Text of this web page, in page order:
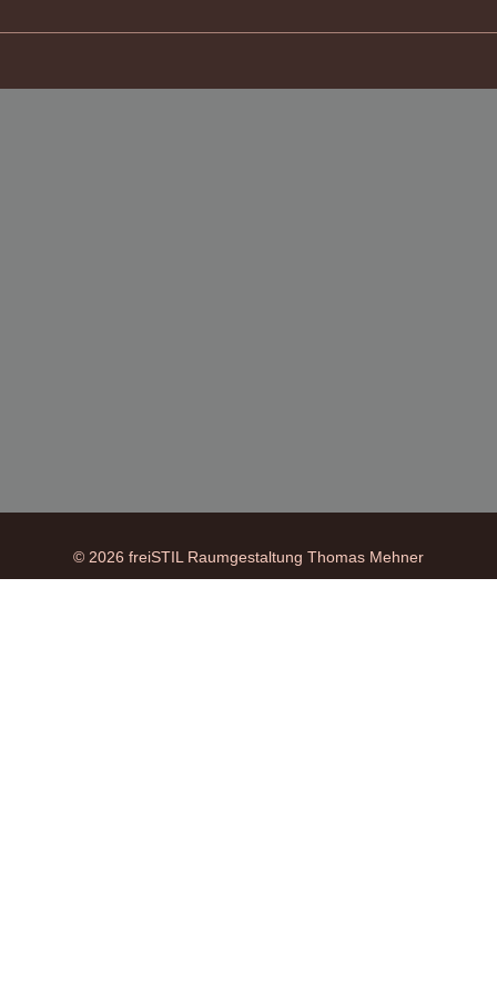
© 2026 freiSTIL Raumgestaltung Thomas Mehner